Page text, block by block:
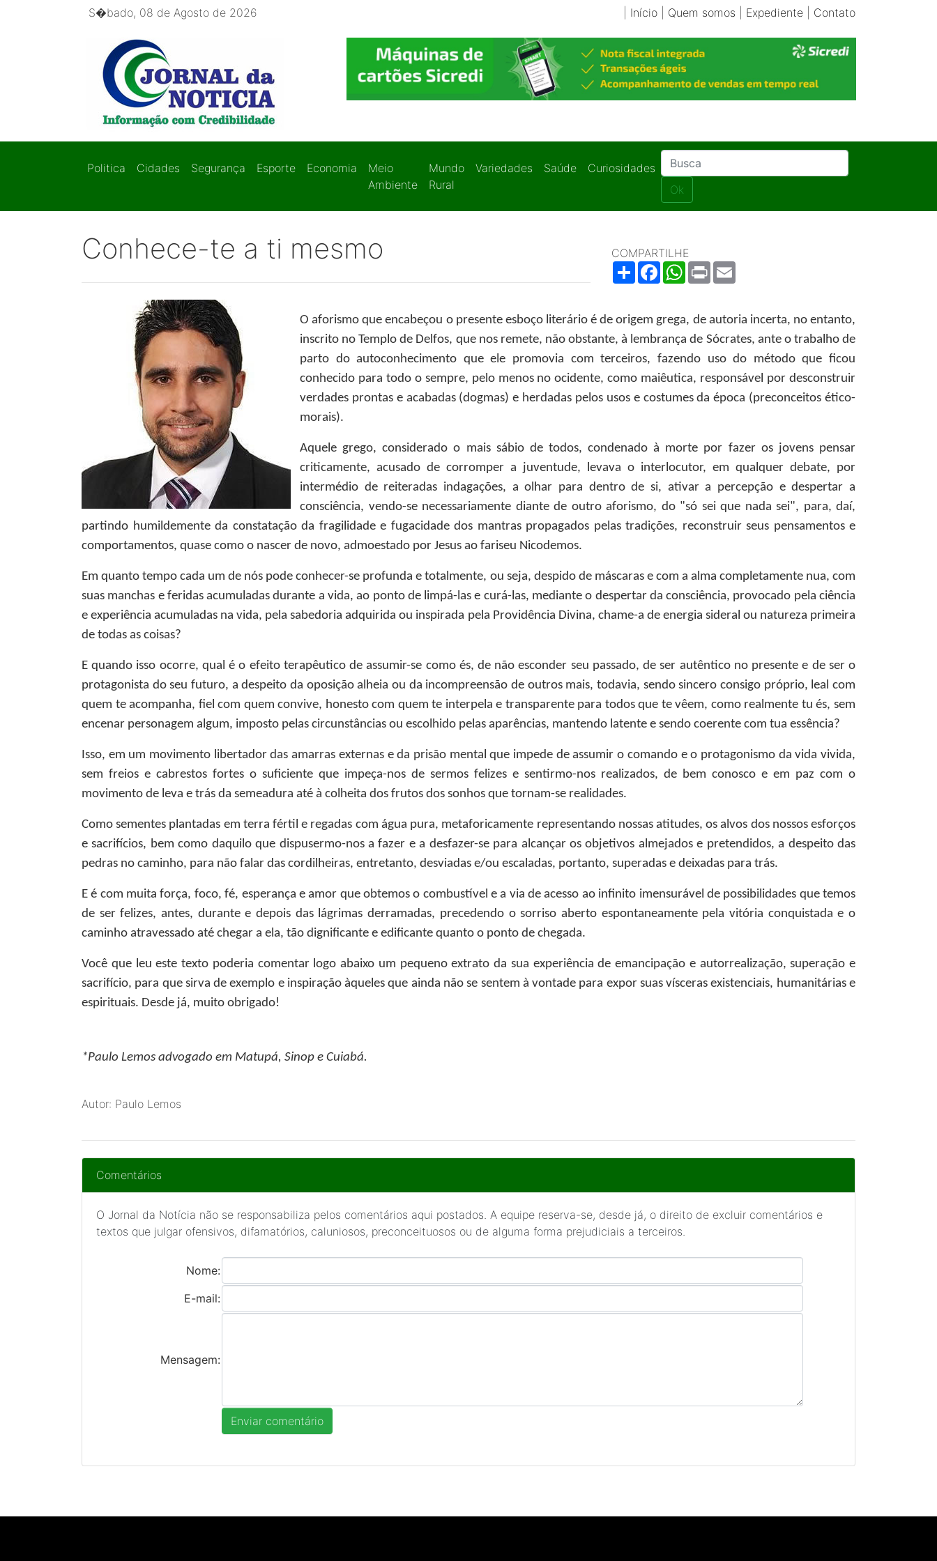
S�bado, 08 de Agosto de 2026 Início| Quem somos Expediente| Contato
Politica Cidades Segurança Esporte Economia
Meio
Ambiente
Mundo
Rural
Variedades Saúde
Curiosidades
Ok
Conhece-te a ti mesmo
COMPARTILHE
ShareFacebookWhatsApp
Print
O aforismo que encabeçou o presente esboço literário é de origem grega, de autoria incerta, no entanto,
inscrito no Templo de Delfos, que nos remete, não obstante, à lembrança de Sócrates, ante o trabalho de
parto do autoconhecimento que ele promovia com terceiros, fazendo uso do método que ficou
conhecido para todo o sempre, pelo menos no ocidente, como maiêutica, responsável por desconstruir
verdades prontas e acabadas (dogmas) e herdadas pelos usos e costumes da época (preconceitos ético-
morais).
Aquele grego, considerado o mais sábio de todos, condenado à morte por fazer os jovens pensar
criticamente, acusado de corromper a juventude, levava o interlocutor, em qualquer debate, por
intermédio de reiteradas indagações, a olhar para dentro de si, ativar a percepção e despertar a
consciência, vendo-se necessariamente diante de outro aforismo, do "só sei que nada sei", para, daí,
partindo humildemente da constatação da fragilidade e fugacidade dos mantras propagados pelas tradições, reconstruir seus pensamentos e
comportamentos, quase como o nascer de novo, admoestado por Jesus ao fariseu Nicodemos.
Em quanto tempo cada um de nós pode conhecer-se profunda e totalmente, ou seja, despido de máscaras e com a alma completamente nua, com
suas manchas e feridas acumuladas durante a vida, ao ponto de limpá-las e curá-las, mediante o despertar da consciência, provocado pela ciência
e experiência acumuladas na vida, pela sabedoria adquirida ou inspirada pela Providência Divina, chame-a de energia sideral ou natureza primeira
de todas as coisas?
E quando isso ocorre, qual é o efeito terapêutico de assumir-se como és, de não esconder seu passado, de ser autêntico no presente e de ser o
protagonista do seu futuro, a despeito da oposição alheia ou da incompreensão de outros mais, todavia, sendo sincero consigo próprio, leal com
quem te acompanha, fiel com quem convive, honesto com quem te interpela e transparente para todos que te vêem, como realmente tu és, sem
encenar personagem algum, imposto pelas circunstâncias ou escolhido pelas aparências, mantendo latente e sendo coerente com tua essência?
Isso, em um movimento libertador das amarras externas e da prisão mental que impede de assumir o comando e o protagonismo da vida vivida,
sem freios e cabrestos fortes o suficiente que impeça-nos de sermos felizes e sentirmo-nos realizados, de bem conosco e em paz com o
movimento de leva e trás da semeadura até à colheita dos frutos dos sonhos que tornam-se realidades.
Como sementes plantadas em terra fértil e regadas com água pura, metaforicamente representando nossas atitudes, os alvos dos nossos esforços
e sacrifícios, bem como daquilo que dispusermo-nos a fazer e a desfazer-se para alcançar os objetivos almejados e pretendidos, a despeito das
pedras no caminho, para não falar das cordilheiras, entretanto, desviadas e/ou escaladas, portanto, superadas e deixadas para trás.
E é com muita força, foco, fé, esperança e amor que obtemos o combustível e a via de acesso ao infinito imensurável de possibilidades que temos
de ser felizes, antes, durante e depois das lágrimas derramadas, precedendo o sorriso aberto espontaneamente pela vitória conquistada e o
caminho atravessado até chegar a ela, tão dignificante e edificante quanto o ponto de chegada.
Você que leu este texto poderia comentar logo abaixo um pequeno extrato da sua experiência de emancipação e autorrealização, superação e
sacrifício, para que sirva de exemplo e inspiração àqueles que ainda não se sentem à vontade para expor suas vísceras existenciais, humanitárias e
espirituais. Desde já, muito obrigado!
*Paulo Lemos advogado em Matupá, Sinop e Cuiabá.
Autor: Paulo Lemos
Comentários
O Jornal da Notícia não se responsabiliza pelos comentários aqui postados. A equipe reserva-se, desde já, o direito de excluir comentários e
textos que julgar ofensivos, difamatórios, caluniosos, preconceituosos ou de alguma forma prejudiciais a terceiros.
Nome:
E-mail:
Mensagem: